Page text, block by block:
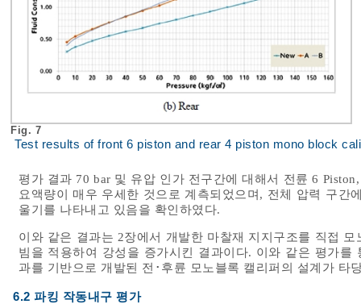
Fig. 7
Test results of front 6 piston and rear 4 piston mono block
평가 결과 70 bar 및 유압 인가 전구간에 대해서 전륜 6
요액량이 매우 우세한 것으로 계측되었으며, 전체 압력 구
울기를 나타내고 있음을 확인하였다.
이와 같은 결과는 2장에서 개발한 마찰재 지지구조를 직접
빔을 적용하여 강성을 증가시킨 결과이다. 이와 같은 평가
과를 기반으로 개발된 전･후륜 모노블록 캘리퍼의 설계가 타
6.2 파킹 작동내구 평가